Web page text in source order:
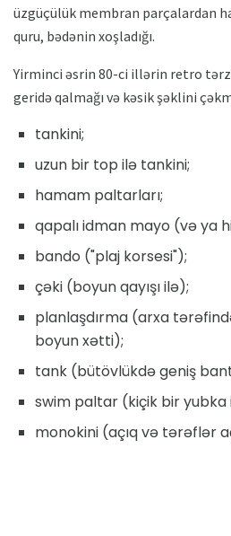
üzgüçülük membran parçalardan
quru, bədənin xoşladığı.
Yirminci əsrin 80-ci illərin retro
geridə qalmağı və kəsik şəklini
tankini;
uzun bir top ilə tankini;
hamam paltarları;
qapalı idman mayo (və ya
bando ("plaj korsesi");
çəki (boyun qayışı ilə);
planlaşdırma (arxa
boyun xətti);
tank (bütövlükdə geniş
swim paltar (kiçik bir yubka
monokini (açıq və tərəflər